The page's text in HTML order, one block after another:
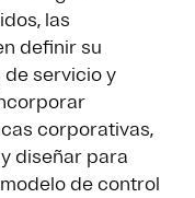
las
definir su
servicio y
corporativas,
diseñar para
de control